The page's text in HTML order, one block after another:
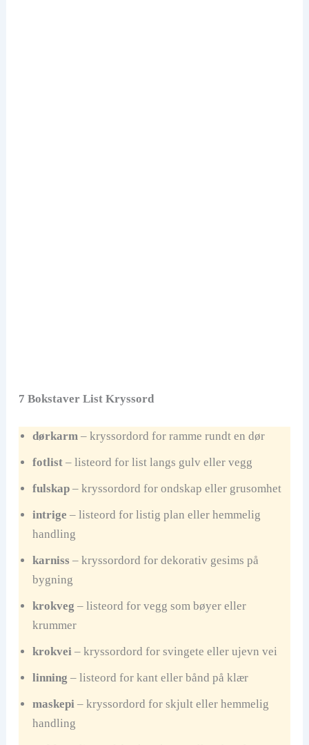
7 Bokstaver List Kryssord
dørkarm– kryssordord for ramme rundt en dør
fotlist– listeord for list langs gulv eller vegg
fulskap– kryssordord for ondskap eller grusomhet
intrige – listeord for listig plan eller hemmelig
handling
karniss – kryssordord for dekorativ gesims på
bygning
krokveg – listeord for vegg som bøyer eller
krummer
krokvei– kryssordord for svingete eller ujevn vei
linning – listeord for kant eller bånd på klær
maskepi– kryssordord for skjult eller hemmelig
handling